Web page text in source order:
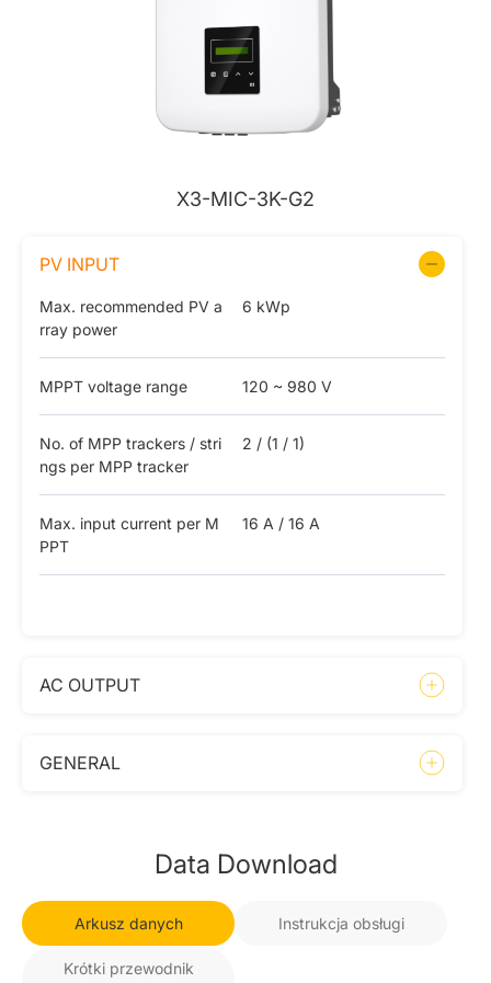
X3-MIC-3K-G2
PV INPUT
Max. recommended PV a
rray power
6 kWp
MPPT voltage range 120 ~ 980 V
No. of MPP trackers / stri
ngs per MPP tracker
2 / (1 / 1)
Max. input current per M
PPT
16 A / 16 A
AC OUTPUT
GENERAL
Data Download
Arkusz danych Instrukcja obsługi
Krótki przewodnik